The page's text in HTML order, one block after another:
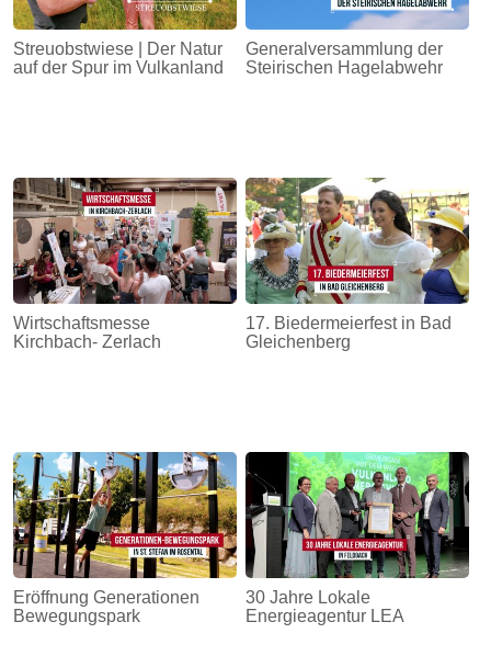
Streuobstwiese | Der Natur
auf der Spur im Vulkanland
Generalversammlung der
Steirischen Hagelabwehr
Wirtschaftsmesse
Kirchbach- Zerlach
17. Biedermeierfest in Bad
Gleichenberg
Eröffnung Generationen
Bewegungspark
30 Jahre Lokale
Energieagentur LEA